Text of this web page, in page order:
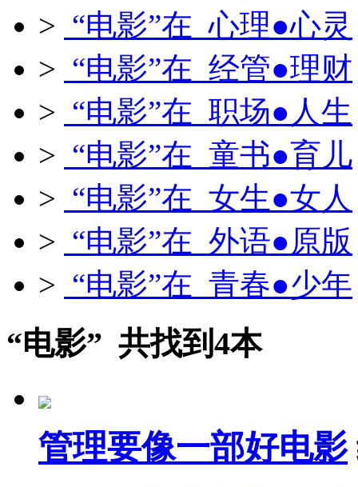
> “电影”在 心理●心灵
> “电影”在 经管●理财
> “电影”在 职场●人生
> “电影”在 童书●育儿
> “电影”在 女生●女人
> “电影”在 外语●原版
> “电影”在 青春●少年
“电影” 共找到4本
管理要像一部好电影